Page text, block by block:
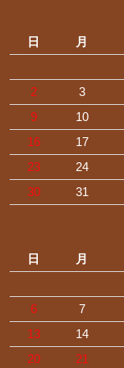
日 月
2
3
9
10
16
17
23
24
30
31
日 月
6
7
13
14
20
21